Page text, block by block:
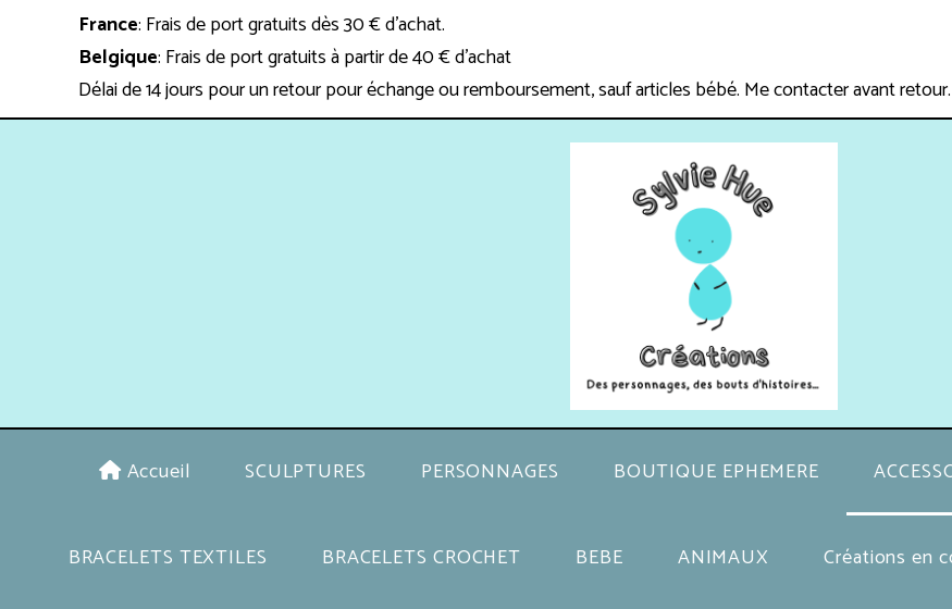
France: Frais de port gratuits dès 30 € d'achat.
Belgique: Frais de port gratuits à partir de 40 € d'achat
Délai de 14 jours pour un retour pour échange ou remboursement, sauf articles bébé. Me contacter avant retour.
Accueil SCULPTURES PERSONNAGES BOUTIQUE EPHEMERE
BRACELETS TEXTILES BRACELETS CROCHET BEBE ANIMAUX Créations en